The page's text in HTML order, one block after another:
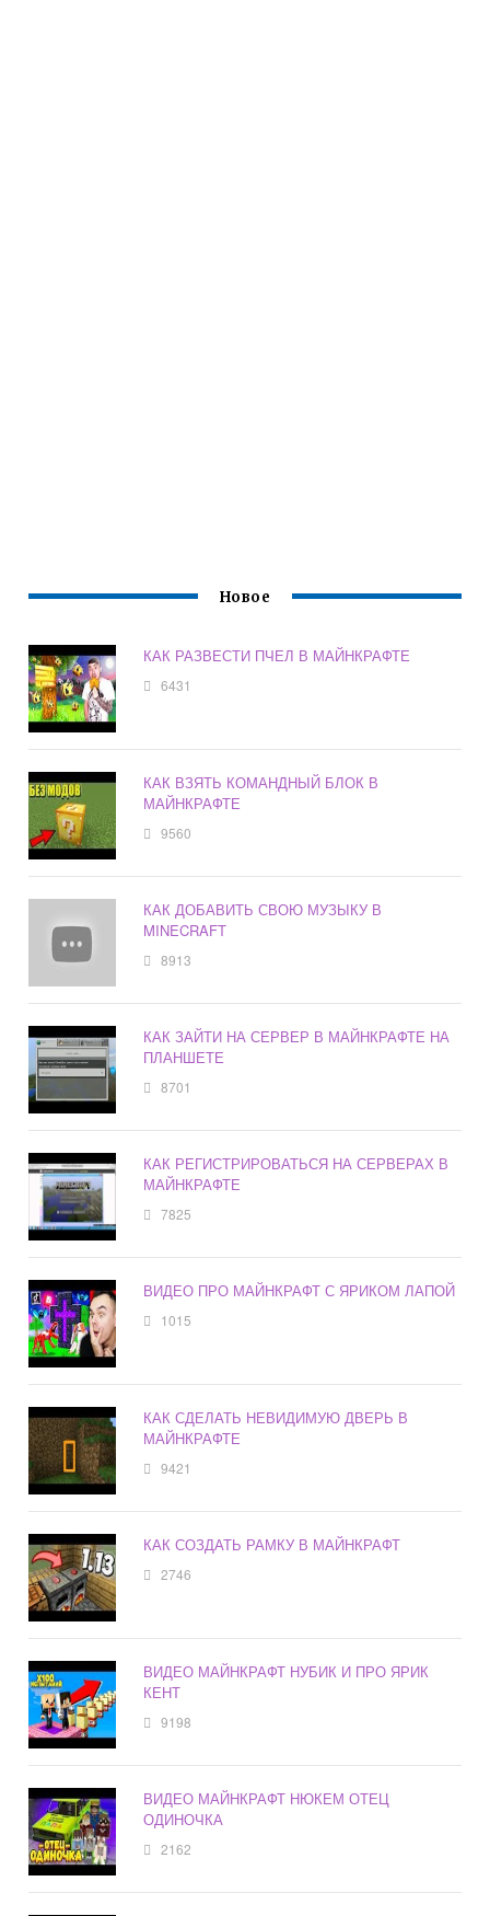
Новое
КАК РАЗВЕСТИ ПЧЕЛ В МАЙНКРАФТЕ
6431
КАК ВЗЯТЬ КОМАНДНЫЙ БЛОК В
МАЙНКРАФТЕ
9560
КАК ДОБАВИТЬ СВОЮ МУЗЫКУ В
MINECRAFT
8913
КАК ЗАЙТИ НА СЕРВЕР В МАЙНКРАФТЕ НА
ПЛАНШЕТЕ
8701
КАК РЕГИСТРИРОВАТЬСЯ НА СЕРВЕРАХ В
МАЙНКРАФТЕ
7825
ВИДЕО ПРО МАЙНКРАФТ С ЯРИКОМ ЛАПОЙ
1015
КАК СДЕЛАТЬ НЕВИДИМУЮ ДВЕРЬ В
МАЙНКРАФТЕ
9421
КАК СОЗДАТЬ РАМКУ В МАЙНКРАФТ
2746
ВИДЕО МАЙНКРАФТ НУБИК И ПРО ЯРИК
КЕНТ
9198
ВИДЕО МАЙНКРАФТ НЮКЕМ ОТЕЦ
ОДИНОЧКА
2162